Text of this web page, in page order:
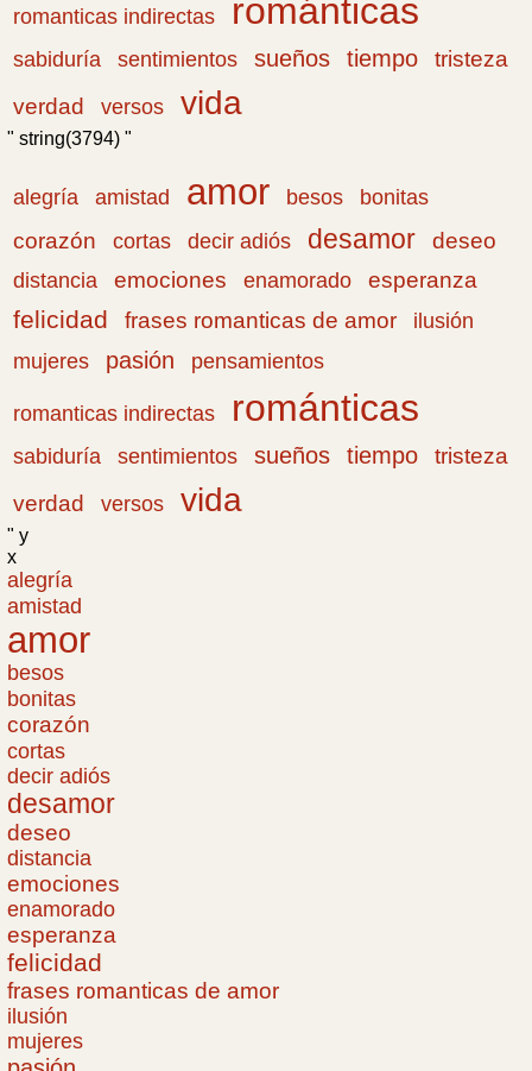
romanticas indirectas románticas
sabiduría sentimientos sueños tiempo
tristeza
verdad
versos vida
" string(3794) "
alegría amistad amor besos
bonitas
corazón
cortas decir adiós desamor deseo
distancia emociones enamorado esperanza
felicidad frases romanticas de amor
ilusión
mujeres
pasión pensamientos
romanticas indirectas románticas
sabiduría sentimientos sueños tiempo
tristeza
verdad
versos vida
" y
x
alegría
amistad
amor
besos
bonitas
corazón
cortas
decir adiós
desamor
deseo
distancia
emociones
enamorado
esperanza
felicidad
frases romanticas de amor
ilusión
mujeres